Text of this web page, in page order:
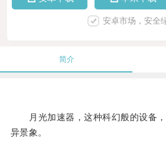
安卓市场，安全
简介
月光加速器，这种科幻般的设备，
异景象。